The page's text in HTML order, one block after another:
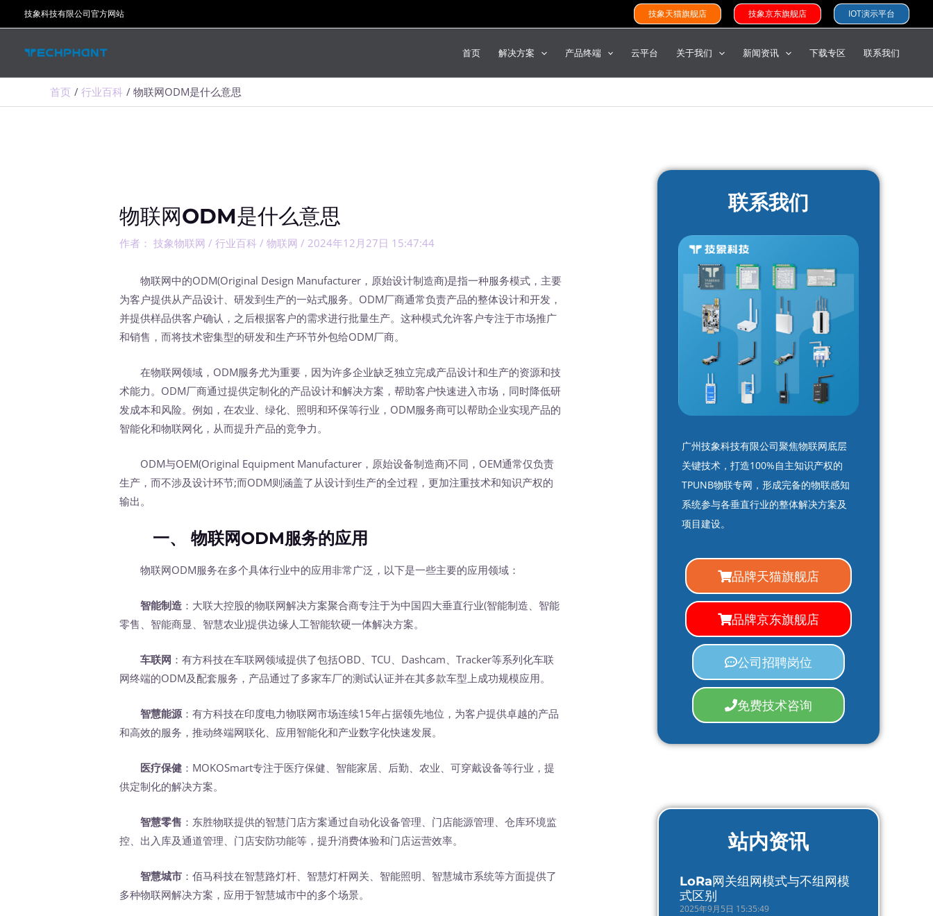
至
技象科技有限公司官方网站 技象天猫旗舰店 技象京东旗舰店 IOT演示平台
首页 解决方案 产品终端 云平台 关于我们 新闻资讯 下载专区 联系我们
首页 行业百科 物联网ODM是什么意思
物联网ODM是什么意思
作者： 技象物联网/行业百科 /物联网 / 2024年12月27日 15:47:44
物联网中的ODM(Original Design Manufacturer，原始设计制造商)是指一种服务模式，主要
为客户提供从产品设计、研发到生产的一站式服务。ODM厂商通常负责产品的整体设计和开发，
并提供样品供客户确认，之后根据客户的需求进行批量生产。这种模式允许客户专注于市场推广
和销售，而将技术密集型的研发和生产环节外包给ODM厂商。
在物联网领域，ODM服务尤为重要，因为许多企业缺乏独立完成产品设计和生产的资源和技
术能力。ODM厂商通过提供定制化的产品设计和解决方案，帮助客户快速进入市场，同时降低研
发成本和风险。例如，在农业、绿化、照明和环保等行业，ODM服务商可以帮助企业实现产品的
智能化和物联网化，从而提升产品的竞争力。
ODM与OEM(Original Equipment Manufacturer，原始设备制造商)不同，OEM通常仅负责
生产，而不涉及设计环节;而ODM则涵盖了从设计到生产的全过程，更加注重技术和知识产权的
输出。
一、 物联网ODM服务的应用
物联网ODM服务在多个具体行业中的应用非常广泛，以下是一些主要的应用领域：
智能制造 ：大联大控股的物联网解决方案聚合商专注于为中国四大垂直行业(智能制造、智能
零售、智能商显、智慧农业)提供边缘人工智能软硬一体解决方案。
车联网 ：有方科技在车联网领域提供了包括OBD、TCU、Dashcam、Tracker等系列化车联
网终端的ODM及配套服务，产品通过了多家车厂的测试认证并在其多款车型上成功规模应用。
智慧能源 ：有方科技在印度电力物联网市场连续15年占据领先地位，为客户提供卓越的产品
和高效的服务，推动终端网联化、应用智能化和产业数字化快速发展。
医疗保健 ：MOKOSmart专注于医疗保健、智能家居、后勤、农业、可穿戴设备等行业，提
供定制化的解决方案。
智慧零售 ：东胜物联提供的智慧门店方案通过自动化设备管理、门店能源管理、仓库环境监
控、出入库及通道管理、门店安防功能等，提升消费体验和门店运营效率。
智慧城市 ：佰马科技在智慧路灯杆、智慧灯杆网关、智能照明、智慧城市系统等方面提供了
多种物联网解决方案，应用于智慧城市中的多个场景。
联系我们
广州技象科技有限公司聚焦物联网底层
关键技术，打造100%自主知识产权的
TPUNB物联专网，形成完备的物联感知
系统参与各垂直行业的整体解决方案及
项目建设。
品牌天猫旗舰店
品牌京东旗舰店
公司招聘岗位
免费技术咨询
站内资讯
LoRa网关组网模式与不组网模
式区别
2025年9月5日 15:35:49